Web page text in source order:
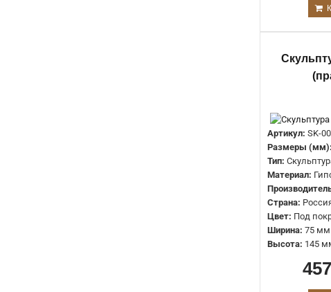
Артикул: SK-
Размеры (мм):
Тип:
Материал:
Страна:
Цвет: Под
Ширина: 75 мм
Высота: 145